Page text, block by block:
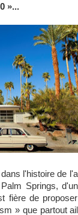
»...
l'histoire de
Springs,
fière de
» que partout